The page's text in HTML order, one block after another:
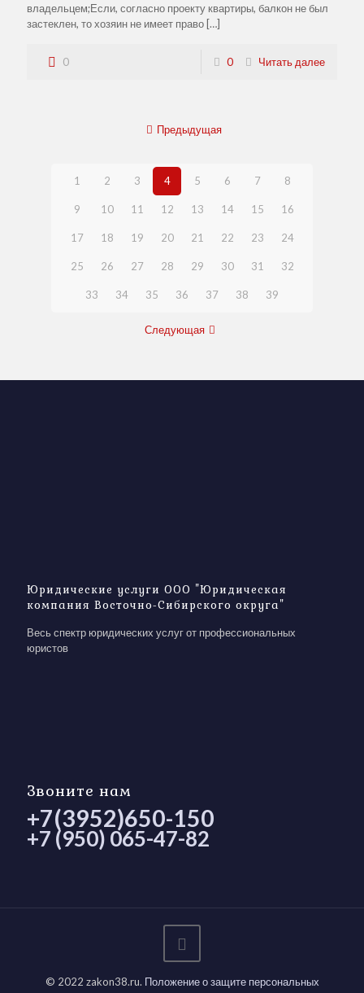
владельцем;Если, согласно проекту квартиры, балкон не был
застеклен, то хозяин не имеет право […]
0 0 Читать далее
Предыдущая
1 2 3 4 5 6 7 8
9 10 11 12 13 14 15 16
17 18 19 20 21 22 23 24
25 26 27 28 29 30 31 32
33 34 35 36 37 38 39
Следующая
Юридические услуги ООО "Юридическая
компания Восточно-Сибирского округа"
Весь спектр юридических услуг от профессиональных
юристов
Звоните нам
+7(3952)650-150
+7 (950) 065-47-82
© 2022 zakon38.ru. Положение о защите персональных